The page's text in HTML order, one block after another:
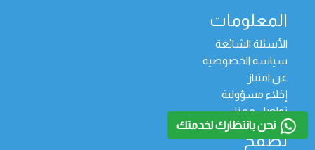
نحن بانتظارك لخدمتك
المعلومات
الأسئلة الشائعة
سياسة الخصوصية
عن امتياز
إخلاء مسؤولية
تواصل معنا
تصفح